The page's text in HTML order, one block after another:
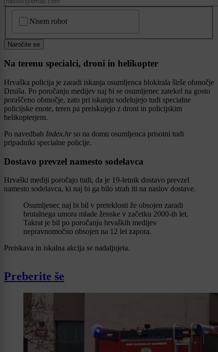
Nisem robot
Naročite se
Na terenu specialci, droni in helikopter
Hrvaška policija je zaradi iskanja osumljenca blokirala širše območje
Drniša. Po poročanju medijev naj bi se osumljenec zatekel na gosto
poraščeno območje, zato pri iskanju sodelujejo tudi specialne
policijske enote, teren pa preiskujejo z droni in policijskim
helikopterjem.
Po navedbah Index.hr so na domu osumljenca prisotni tudi
pripadniki specialne policije.
Dostavo prevzel namesto sodelavca
Hrvaški mediji poročajo tudi, da je 19-letnik dostavo prevzel
namesto sodelavca, ki naj bi ga bilo strah iti na naslov dostave.
Osumljenec naj bi bil v preteklosti že obsojen zaradi
brutalnega umora mlade ženske v začetku 2000-ih let.
Takrat je bil po poročanju hrvaških medijev
nepravnomočno obsojen na 12 let zapora.
Preiskava in iskalna akcija se nadaljujeta.
Preberite še